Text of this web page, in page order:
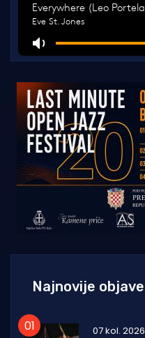
Najnovije objave
07 kol. 2026